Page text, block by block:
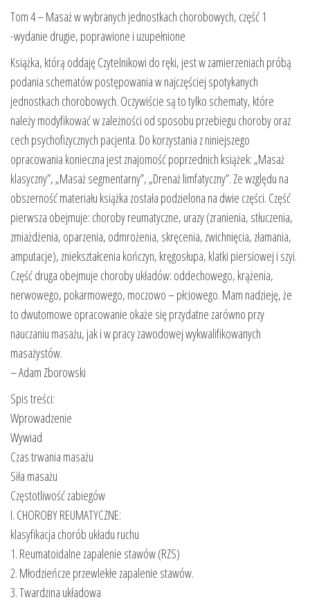
Tom 4 – Masaż w wybranych jednostkach chorobowych, część 1
-wydanie drugie, poprawione i uzupełnione
Książka, którą oddaję Czytelnikowi do ręki, jest w zamierzeniach próbą
podania schematów postępowania w najczęściej spotykanych
jednostkach chorobowych. Oczywiście są to tylko schematy, które
należy modyfikować w zależności od sposobu przebiegu choroby oraz
cech psychofizycznych pacjenta. Do korzystania z niniejszego
opracowania konieczna jest znajomość poprzednich książek: „Masaż
klasyczny”, „Masaż segmentarny”, „Drenaż limfatyczny”. Ze względu na
obszerność materiału książka została podzielona na dwie części. Część
pierwsza obejmuje: choroby reumatyczne, urazy (zranienia, stłuczenia,
zmiażdżenia, oparzenia, odmrożenia, skręcenia, zwichnięcia, złamania,
amputacje), zniekształcenia kończyn, kręgosłupa, klatki piersiowej i szyi.
Część druga obejmuje choroby układów: oddechowego, krążenia,
nerwowego, pokarmowego, moczowo – płciowego. Mam nadzieję, że
to dwutomowe opracowanie okaże się przydatne zarówno przy
nauczaniu masażu, jak i w pracy zawodowej wykwalifikowanych
masażystów.
– Adam Zborowski
Spis treści:
Wprowadzenie
Wywiad
Czas trwania masażu
Siła masażu
Częstotliwość zabiegów
I. CHOROBY REUMATYCZNE:
klasyfikacja chorób układu ruchu
1. Reumatoidalne zapalenie stawów (RZS)
2. Młodzieńcze przewlekłe zapalenie stawów.
3. Twardzina układowa